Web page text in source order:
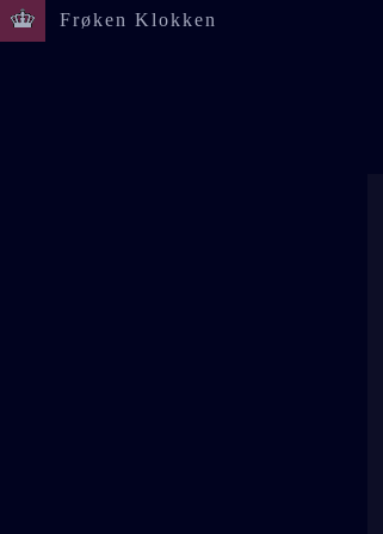
Frøken Klokken